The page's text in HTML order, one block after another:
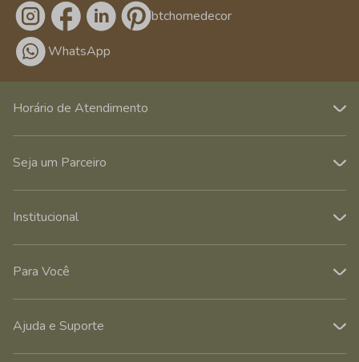
/btchomedecor
WhatsApp
Horário de Atendimento
Seja um Parceiro
Institucional
Para Você
Ajuda e Suporte